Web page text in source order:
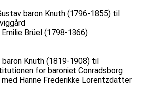
baron Knuth (1796-1855) til
Brüel (1798-1866)
baron Knuth (1819-1908) til
for baroniet Conradsborg
Hanne Frederikke Lorentzdatter